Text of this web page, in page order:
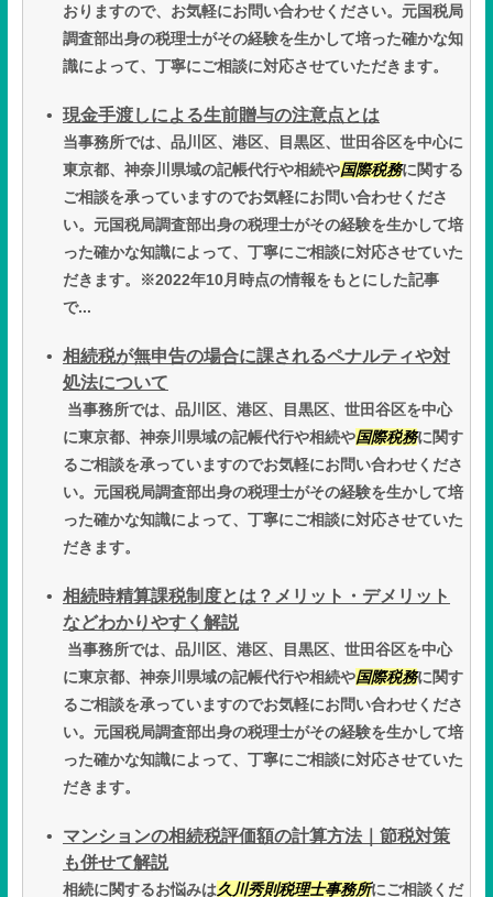
おりますので、お気軽にお問い合わせください。元国税局
調査部出身の税理士がその経験を生かして培った確かな知
識によって、丁寧にご相談に対応させていただきます。
現金手渡しによる生前贈与の注意点とは
当事務所では、品川区、港区、目黒区、世田谷区を中心に
東京都、神奈川県域の記帳代行や相続や国際税務に関する
ご相談を承っていますのでお気軽にお問い合わせくださ
い。元国税局調査部出身の税理士がその経験を生かして培
った確かな知識によって、丁寧にご相談に対応させていた
だきます。※2022年10月時点の情報をもとにした記事
で...
相続税が無申告の場合に課されるペナルティや対
処法について
当事務所では、品川区、港区、目黒区、世田谷区を中心
に東京都、神奈川県域の記帳代行や相続や国際税務に関す
るご相談を承っていますのでお気軽にお問い合わせくださ
い。元国税局調査部出身の税理士がその経験を生かして培
った確かな知識によって、丁寧にご相談に対応させていた
だきます。
相続時精算課税制度とは？メリット・デメリット
などわかりやすく解説
当事務所では、品川区、港区、目黒区、世田谷区を中心
に東京都、神奈川県域の記帳代行や相続や国際税務に関す
るご相談を承っていますのでお気軽にお問い合わせくださ
い。元国税局調査部出身の税理士がその経験を生かして培
った確かな知識によって、丁寧にご相談に対応させていた
だきます。
マンションの相続税評価額の計算方法｜節税対策
も併せて解説
相続に関するお悩みは久川秀則税理士事務所にご相談くだ